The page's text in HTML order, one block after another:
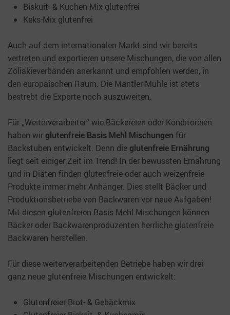
Biskuit- & Kuchen-Mix glutenfrei
Keks-Mix glutenfrei
Auch auf dem internationalen Markt sind wir bereits
vertreten und exportieren unsere Mischungen, die von allen
Zöliakieverbänden anerkannt und empfohlen werden, in
den europäischen Raum. Die Mantler-Mühle ist stets
bestrebt die Exporte noch auszuweiten.
Für „Weiterverarbeiter“ wie Bäckereien oder Konditoreien
haben wir glutenfreie Basis Mehl Mischungen für
Backstuben entwickelt. Denn die glutenfreie Ernährung
liegt seit einiger Zeit im Trend! In der bewussten Ernährung
und in Diäten finden glutenfreie oder auch weizenfreie
Produkte immer mehr Anhänger. Dies stellt Bäcker und
Produktionsbetriebe von Backwaren vor neue Aufgaben!
Mit diesen glutenfreien Basis Mehl Mischungen können
Bäcker oder Backwarenproduzenten herrliche glutenfreie
Backwaren herstellen.
Für diese weiterverarbeitenden Betriebe haben wir drei
ganz neue glutenfreie Mischungen entwickelt:
Glutenfreier Brot- & Gebäckmix